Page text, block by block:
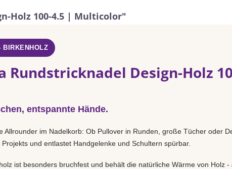
Holz 100-4.5 | Multicolor"
BIRKENHOLZ
Rundstricknadel Design-Holz
entspannte Hände.
Allrounder im Nadelkorb: Ob Pullover in Runden, große Tücher oder
und entlastet Handgelenke und Schultern spürbar.
ist besonders bruchfest und behält die natürliche Wärme von Holz